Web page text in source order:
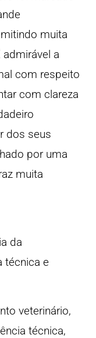
muita
a
com respeito
com clareza
dos seus
por uma
muita
da
técnica e
veterinário,
técnica,